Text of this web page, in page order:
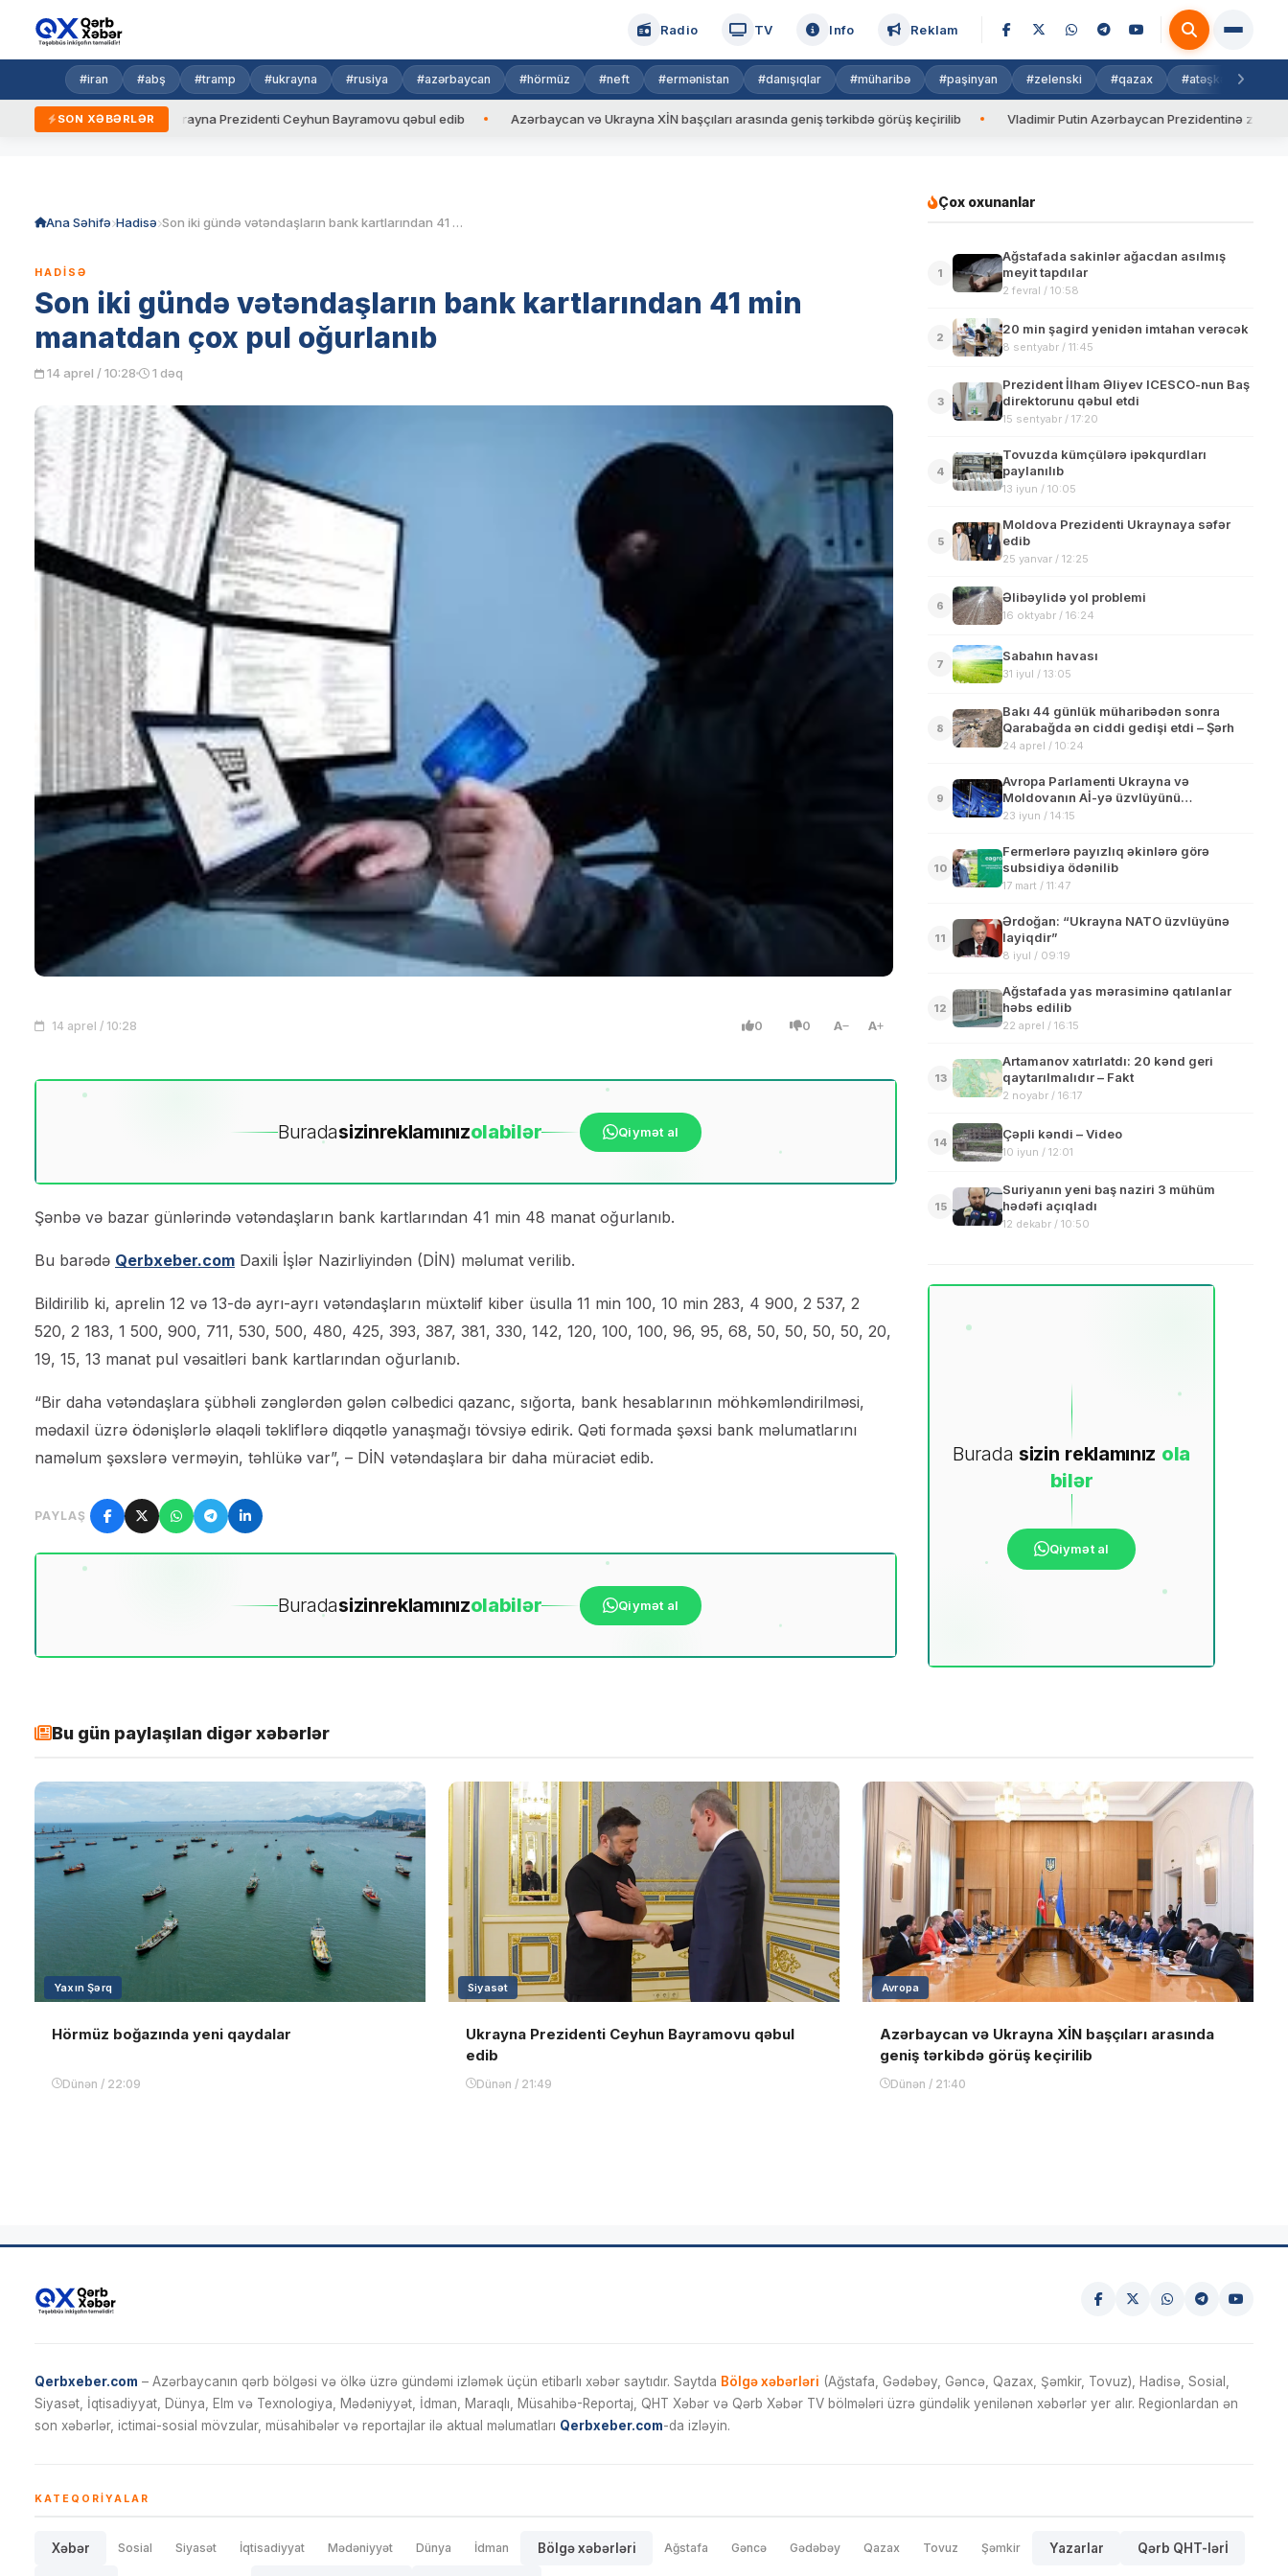
Radio TV Info Reklam
#iran #abş #tramp #ukrayna #rusiya #azərbaycan #hörmüz #neft #ermənistan #danışıqlar #müharibə #paşinyan #zelenski #qazax #atəşkəs
SON XƏBƏRLƏR
qaydalar Ukrayna Prezidenti Ceyhun Bayramovu qəbul edib Azərbaycan və Ukrayna XİN başçıları arasında geniş tərkibdə görüş keçirilib Vladimir Putin Azərbaycan Prezidentinə zəng edib
Ana Səhifə Hadisə Son iki gündə vətəndaşların bank kartlarından 41 min manatdan çox pul oğurlanıb
HADISƏ
Son iki gündə vətəndaşların bank kartlarından 41 min
manatdan çox pul oğurlanıb
14 aprel / 10:28 1 dəq
14 aprel / 10:28 0 0 A A
Buradasizinreklamınızolabilər Qiymət al
Şənbə və bazar günlərində vətəndaşların bank kartlarından 41 min 48 manat oğurlanıb.
Bu barədə Qerbxeber.com Daxili İşlər Nazirliyindən (DİN) məlumat verilib.
Bildirilib ki, aprelin 12 və 13-də ayrı-ayrı vətəndaşların müxtəlif kiber üsulla 11 min 100, 10 min 283, 4 900, 2 537, 2
520, 2 183, 1 500, 900, 711, 530, 500, 480, 425, 393, 387, 381, 330, 142, 120, 100, 100, 96, 95, 68, 50, 50, 50, 50, 20,
19, 15, 13 manat pul vəsaitləri bank kartlarından oğurlanıb.
“Bir daha vətəndaşlara şübhəli zənglərdən gələn cəlbedici qazanc, sığorta, bank hesablarının möhkəmləndirilməsi,
mədaxil üzrə ödənişlərlə əlaqəli təkliflərə diqqətlə yanaşmağı tövsiyə edirik. Qəti formada şəxsi bank məlumatlarını
naməlum şəxslərə verməyin, təhlükə var”, – DİN vətəndaşlara bir daha müraciət edib.
PAYLAŞ
Buradasizinreklamınızolabilər Qiymət al
Çox oxunanlar
1
Ağstafada sakinlər ağacdan asılmış
meyit tapdılar
2 fevral / 10:58
2
20 min şagird yenidən imtahan verəcək
8 sentyabr / 11:45
3
Prezident İlham Əliyev ICESCO-nun Baş
direktorunu qəbul etdi
15 sentyabr / 17:20
4
Tovuzda kümçülərə ipəkqurdları
paylanılıb
13 iyun / 10:05
5
Moldova Prezidenti Ukraynaya səfər
edib
25 yanvar / 12:25
6
Əlibəylidə yol problemi
16 oktyabr / 16:24
7
Sabahın havası
31 iyul / 13:05
8
Bakı 44 günlük müharibədən sonra
Qarabağda ən ciddi gedişi etdi – Şərh
24 aprel / 10:24
9
Avropa Parlamenti Ukrayna və
Moldovanın Aİ-yə üzvlüyünü
dəstəkləyən qətnamə qəbul edib
23 iyun / 14:15
10
Fermerlərə payızlıq əkinlərə görə
subsidiya ödənilib
17 mart / 11:47
11
Ərdoğan: “Ukrayna NATO üzvlüyünə
layiqdir”
8 iyul / 09:19
12
Ağstafada yas mərasiminə qatılanlar
həbs edilib
22 aprel / 16:15
13
Artamanov xatırlatdı: 20 kənd geri
qaytarılmalıdır – Fakt
2 noyabr / 16:17
14
Çəpli kəndi – Video
10 iyun / 12:01
15
Suriyanın yeni baş naziri 3 mühüm
hədəfi açıqladı
12 dekabr / 10:50
Burada sizin reklamınız ola
bilər
Qiymət al
Bu gün paylaşılan digər xəbərlər
Yaxın Şərq
Hörmüz boğazında yeni qaydalar
Dünən / 22:09
Siyasət
Ukrayna Prezidenti Ceyhun Bayramovu qəbul
edib
Dünən / 21:49
Avropa
Azərbaycan və Ukrayna XİN başçıları arasında
geniş tərkibdə görüş keçirilib
Dünən / 21:40
Qerbxeber.com – Azərbaycanın qərb bölgəsi və ölkə üzrə gündəmi izləmək üçün etibarlı xəbər saytıdır. Saytda Bölgə xəbərləri (Ağstafa, Gədəbəy, Gəncə, Qazax, Şəmkir, Tovuz), Hadisə, Sosial,
Siyasət, İqtisadiyyat, Dünya, Elm və Texnologiya, Mədəniyyət, İdman, Maraqlı, Müsahibə-Reportaj, QHT Xəbər və Qərb Xəbər TV bölmələri üzrə gündəlik yenilənən xəbərlər yer alır. Regionlardan ən
son xəbərlər, ictimai-sosial mövzular, müsahibələr və reportajlar ilə aktual məlumatları Qerbxeber.com-da izləyin.
KATEQORIYALAR
Xəbər Sosial Siyasət İqtisadiyyat Mədəniyyət Dünya İdman Bölgə xəbərləri Ağstafa Gəncə Gədəbəy Qazax Tovuz Şəmkir Yazarlar Qərb QHT-lərİ